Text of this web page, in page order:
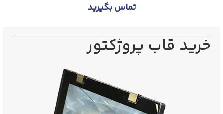
تماس بگیرید
خرید قاب پروژکتور